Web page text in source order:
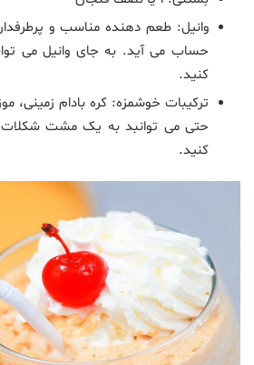
وانیل: طعم دهنده مناسب و
حساب می آید. به جای وانیل می
کنید.
ترکیبات خوشمزه: کره بادام زمینی،
حتی می توانبد به یک مشت
کنید.